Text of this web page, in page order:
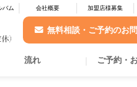
バム 会社概要 加盟店様募集
無料相談・ご予約のお
流れ ご予約・